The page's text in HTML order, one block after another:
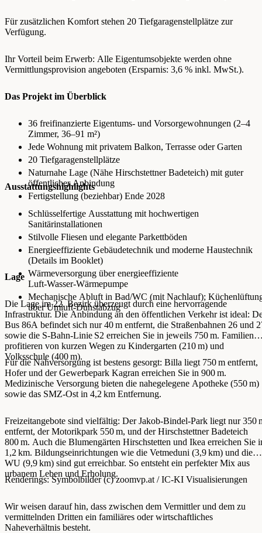
Für zusätzlichen Komfort stehen 20 Tiefgaragenstellplätze zur
Verfügung.
Ihr Vorteil beim Erwerb: Alle Eigentumsobjekte werden ohne
Vermittlungsprovision angeboten (Ersparnis: 3,6 % inkl. MwSt.).
Das Projekt im Überblick
36 freifinanzierte Eigentums‑ und Vorsorgewohnungen (2–4
Zimmer, 36–91 m²)
Jede Wohnung mit privatem Balkon, Terrasse oder Garten
20 Tiefgaragenstellplätze
Naturnahe Lage (Nähe Hirschstettner Badeteich) mit guter
öffentlicher Anbindung
Fertigstellung (beziehbar) Ende 2028
Ausstattungshighlights
Schlüsselfertige Ausstattung mit hochwertigen
Sanitärinstallationen
Stilvolle Fliesen und elegante Parkettböden
Energieeffiziente Gebäudetechnik und moderne Haustechnik
(Details im Booklet)
Wärmeversorgung über energieeffiziente
Luft‑Wasser‑Wärmepumpe
Mechanische Abluft in Bad/WC (mit Nachlauf);
über Umluft‑Dunstabzug
Lage
Die Lage im 22. Bezirk überzeugt durch eine hervorragende
Infrastruktur. Die Anbindung an den öffentlichen Verkehr ist ideal:
Bus 86A befindet sich nur 40 m entfernt, die Straßenbahnen 26 und
sowie die S-Bahn-Linie S2 erreichen Sie in jeweils 750 m. Familien
profitieren von kurzen Wegen zu Kindergarten (210 m) und
Volksschule (400 m).
Für die Nahversorgung ist bestens gesorgt: Billa liegt 750 m entfernt,
Hofer und der Gewerbepark Kagran erreichen Sie in 900 m.
Medizinische Versorgung bieten die nahegelegene Apotheke (550 m)
sowie das SMZ-Ost in 4,2 km Entfernung.
Freizeitangebote sind vielfältig: Der Jakob-Bindel-Park liegt nur 350
entfernt, der Motorikpark 550 m, und der Hirschstettner Badeteich
800 m. Auch die Blumengärten Hirschstetten und Ikea erreichen Sie
1,2 km. Bildungseinrichtungen wie die Vetmeduni (3,9 km) und die
WU (9,9 km) sind gut erreichbar. So entsteht ein perfekter Mix aus
urbanem Leben und Erholung.
Renderings: Symbolbilder (c) zoomvp.at / IC-KI Visualisierungen
Wir weisen darauf hin, dass zwischen dem Vermittler und dem zu
vermittelnden Dritten ein familiäres oder wirtschaftliches
Naheverhältnis besteht.